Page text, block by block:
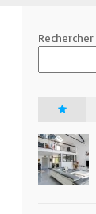
Rechercher